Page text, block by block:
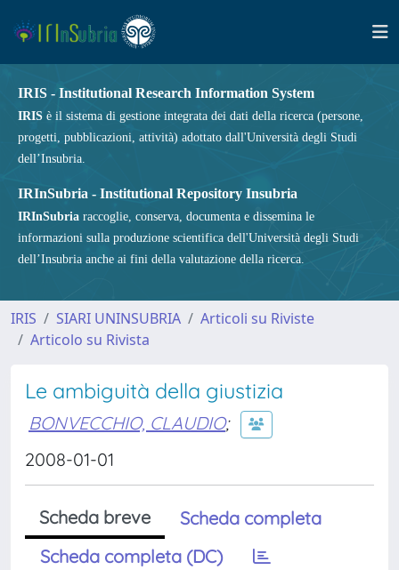
IRIS - Institutional Research Information System
IRIS è il sistema di gestione integrata dei dati della ricerca (persone,
progetti, pubblicazioni, attività) adottato dall'Università degli Studi
dell’Insubria.
IRInSubria - Institutional Repository Insubria
IRInSubria raccoglie, conserva, documenta e dissemina le
informazioni sulla produzione scientifica dell'Università degli Studi
dell’Insubria anche ai fini della valutazione della ricerca.
IRIS SIARI UNINSUBRIA
Articoli su Riviste
Articolo su Rivista
Le ambiguità della giustizia
BONVECCHIO, CLAUDIO;
2008-01-01
Scheda breve
Scheda completa
Scheda completa (DC)